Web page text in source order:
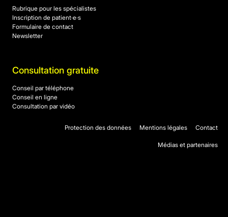
Rubrique pour les spécialistes
Inscription de patient·e·s
Formulaire de contact
Newsletter
Consultation gratuite
Conseil par téléphone
Conseil en ligne
Consultation par vidéo
Protection des données Mentions légales Contact
Médias et partenaires